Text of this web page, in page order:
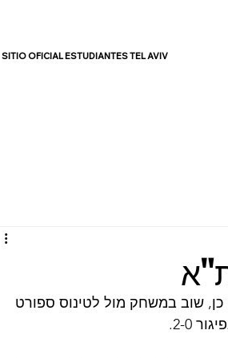
SITIO OFICIAL ESTUDIANTES TEL AVIV
שוב במשחק מול לטינוס ספורט
2-0.